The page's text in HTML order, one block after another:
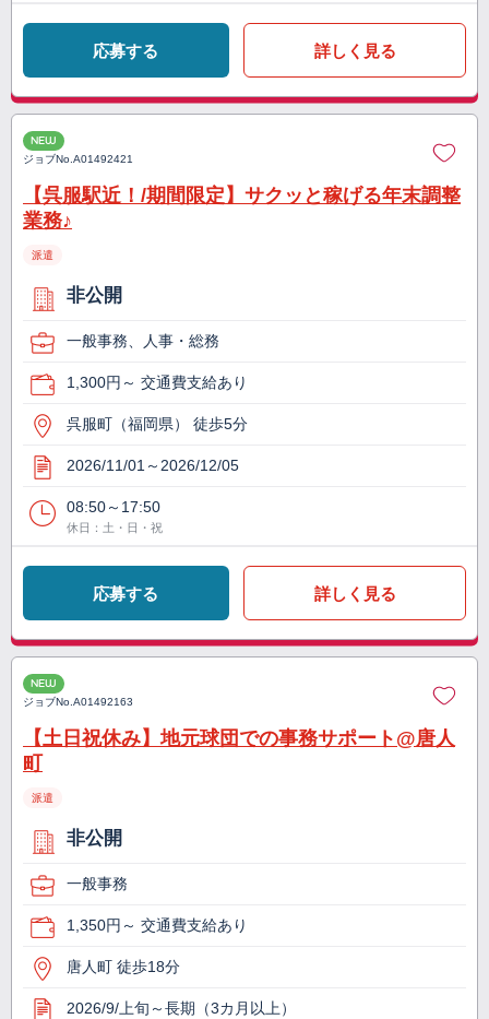
応募する 詳しく見る
NEW
ジョブNo.A01492421
【呉服駅近！/期間限定】サクッと稼げる年末調整
業務♪
派遣
非公開
一般事務、人事・総務
1,300円～ 交通費支給あり
呉服町（福岡県） 徒歩5分
2026/11/01～2026/12/05
08:50～17:50
休日：土・日・祝
応募する 詳しく見る
NEW
ジョブNo.A01492163
【土日祝休み】地元球団での事務サポート@唐人
町
派遣
非公開
一般事務
1,350円～ 交通費支給あり
唐人町 徒歩18分
2026/9/上旬～長期（3カ月以上）